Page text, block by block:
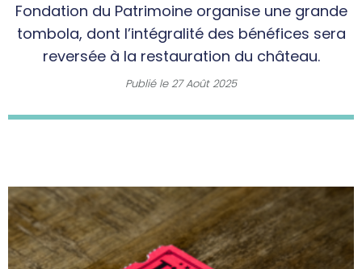
Fondation du Patrimoine organise une grande
tombola, dont l’intégralité des bénéfices sera
reversée à la restauration du château.
Publié le27 Août 2025